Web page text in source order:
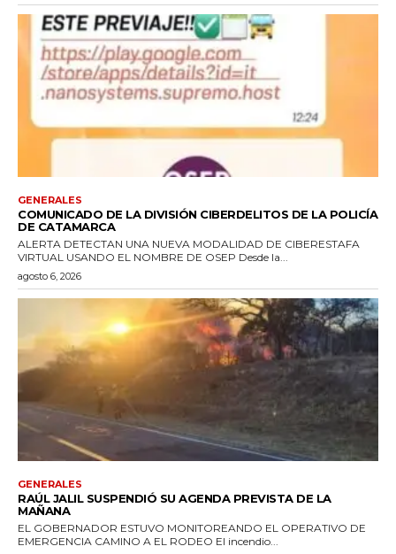
GENERALES
COMUNICADO DE LA DIVISIÓN CIBERDELITOS DE LA POLICÍA
DE CATAMARCA
ALERTA DETECTAN UNA NUEVA MODALIDAD DE CIBERESTAFA
VIRTUAL USANDO EL NOMBRE DE OSEP Desde la...
agosto 6, 2026
GENERALES
RAÚL JALIL SUSPENDIÓ SU AGENDA PREVISTA DE LA
MAÑANA
EL GOBERNADOR ESTUVO MONITOREANDO EL OPERATIVO DE
EMERGENCIA CAMINO A EL RODEO El incendio...